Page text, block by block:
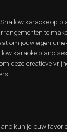
karaoke op
te
om jouw eigen
karaoke piano-
deze creatieve
kun je jouw